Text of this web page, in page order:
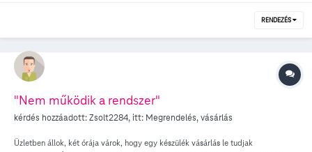
RENDEZÉS
"Nem működik a rendszer"
kérdés hozzáadott:Zsolt2284, itt: Megrendelés, vásárlás
Üzletben állok, két órája várok, hogy egy készülék vásárlás le tudjak